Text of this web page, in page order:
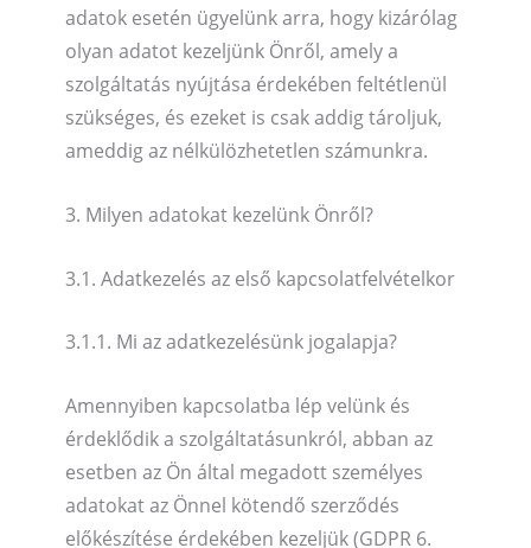
adatok esetén ügyelünk arra, hogy kizárólag
olyan adatot kezeljünk Önről, amely a
szolgáltatás nyújtása érdekében feltétlenül
szükséges, és ezeket is csak addig tároljuk,
ameddig az nélkülözhetetlen számunkra.
3. Milyen adatokat kezelünk Önről?
3.1. Adatkezelés az első kapcsolatfelvételkor
3.1.1. Mi az adatkezelésünk jogalapja?
Amennyiben kapcsolatba lép velünk és
érdeklődik a szolgáltatásunkról, abban az
esetben az Ön által megadott személyes
adatokat az Önnel kötendő szerződés
előkészítése érdekében kezeljük (GDPR 6.